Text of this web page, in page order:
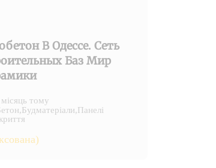
В Одессе. Сеть
Баз Мир
місяць тому
,Будматеріали,Панелі